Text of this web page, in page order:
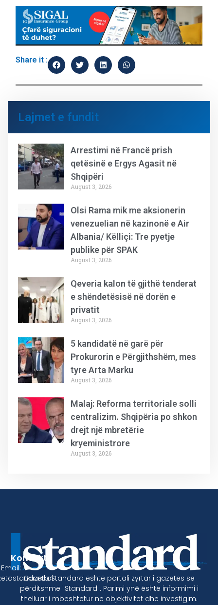
Share it :
Lajmet e fundit
Arrestimi në Francë prish
qetësinë e Ergys Agasit në
Shqipëri
August 3, 2026
Olsi Rama mik me aksionerin
venezuelian në kazinonë e Air
Albania/ Këlliçi: Tre pyetje
publike për SPAK
August 3, 2026
Qeveria kalon të gjithë tenderat
e shëndetësisë në dorën e
privatit
August 3, 2026
5 kandidatë në garë për
Prokurorin e Përgjithshëm, mes
tyre Arta Marku
August 3, 2026
Malaj: Reforma territoriale solli
centralizim. Shqipëria po shkon
drejt një mbretërie
kryeministrore
August 3, 2026
Gazeta Standard është portali zyrtar i gazetës se
përditshme "Standard". Parimi ynë është informimi i
thelluar i mbeshtetur ne objektivitet dhe investigim.
Kontakt
Email: